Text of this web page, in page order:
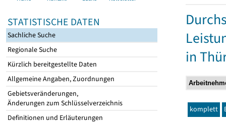
STATISTISCHE DATEN
Sachliche Suche
Regionale Suche
Kürzlich bereitgestellte Daten
Allgemeine Angaben, Zuordnungen
Gebietsveränderungen,
Änderungen zum Schlüsselverzeichnis
Definitionen und Erläuterungen
in
komplett